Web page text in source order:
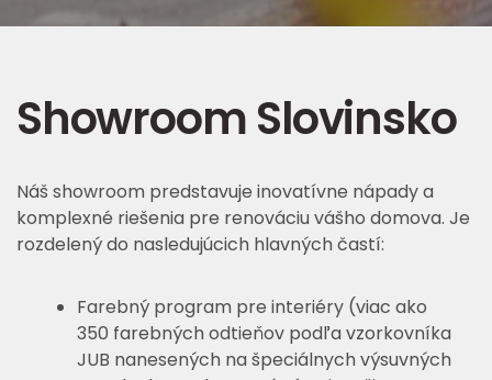
Showroom Slovinsko
Náš showroom predstavuje inovatívne nápady a
komplexné riešenia pre renováciu vášho domova. Je
rozdelený do nasledujúcich hlavných častí:
Farebný program pre interiéry (viac ako
350 farebných odtieňov podľa vzorkovníka
JUB nanesených na špeciálnych výsuvných